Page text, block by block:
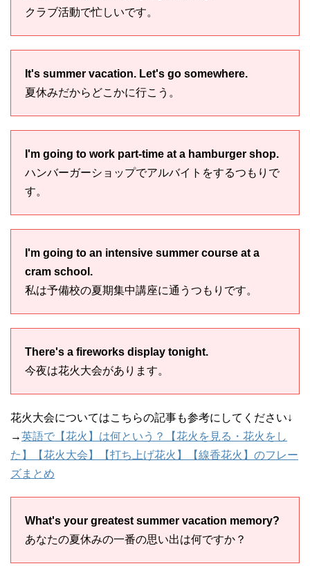
クラブ活動で忙しいです。
It's summer vacation. Let's go somewhere.
夏休みだからどこかに行こう。
I'm going to work part-time at a hamburger shop.
ハンバーガーショップでアルバイトをするつもりで
す。
I'm going to an intensive summer course at a
cram school.
私は予備校の夏期集中講座に通うつもりです。
There's a fireworks display tonight.
今夜は花火大会があります。
花火大会についてはこちらの記事も参考にしてください↓
→英語で【花火】は何という？【花火を見る・花火をし
た】【花火大会】【打ち上げ花火】【線香花火】のフレー
ズまとめ
What's your greatest summer vacation memory?
あなたの夏休みの一番の思い出は何ですか？